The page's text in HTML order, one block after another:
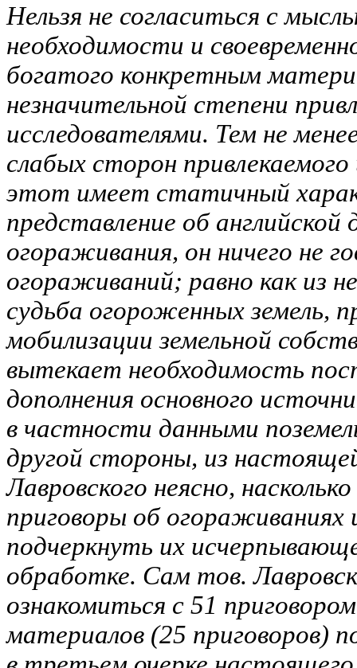
Нельзя не согласиться с
необходимости и
богатого конкретным
незначительной степени
исследователями. Тем не
слабых сторон
этот имеет статичный
представление об английской
огораживания, он ничего не
огораживаний; равно как из
судьба огороженных земель,
мобилизации земельной
вытекает необходимость
дополнения основного
в частности данными
другой стороны, из
Лавровского неясно,
приговоры об
подчеркнуть их
обработке. Сам тов.
ознакомиться с 51
материалов (25 приговоров)